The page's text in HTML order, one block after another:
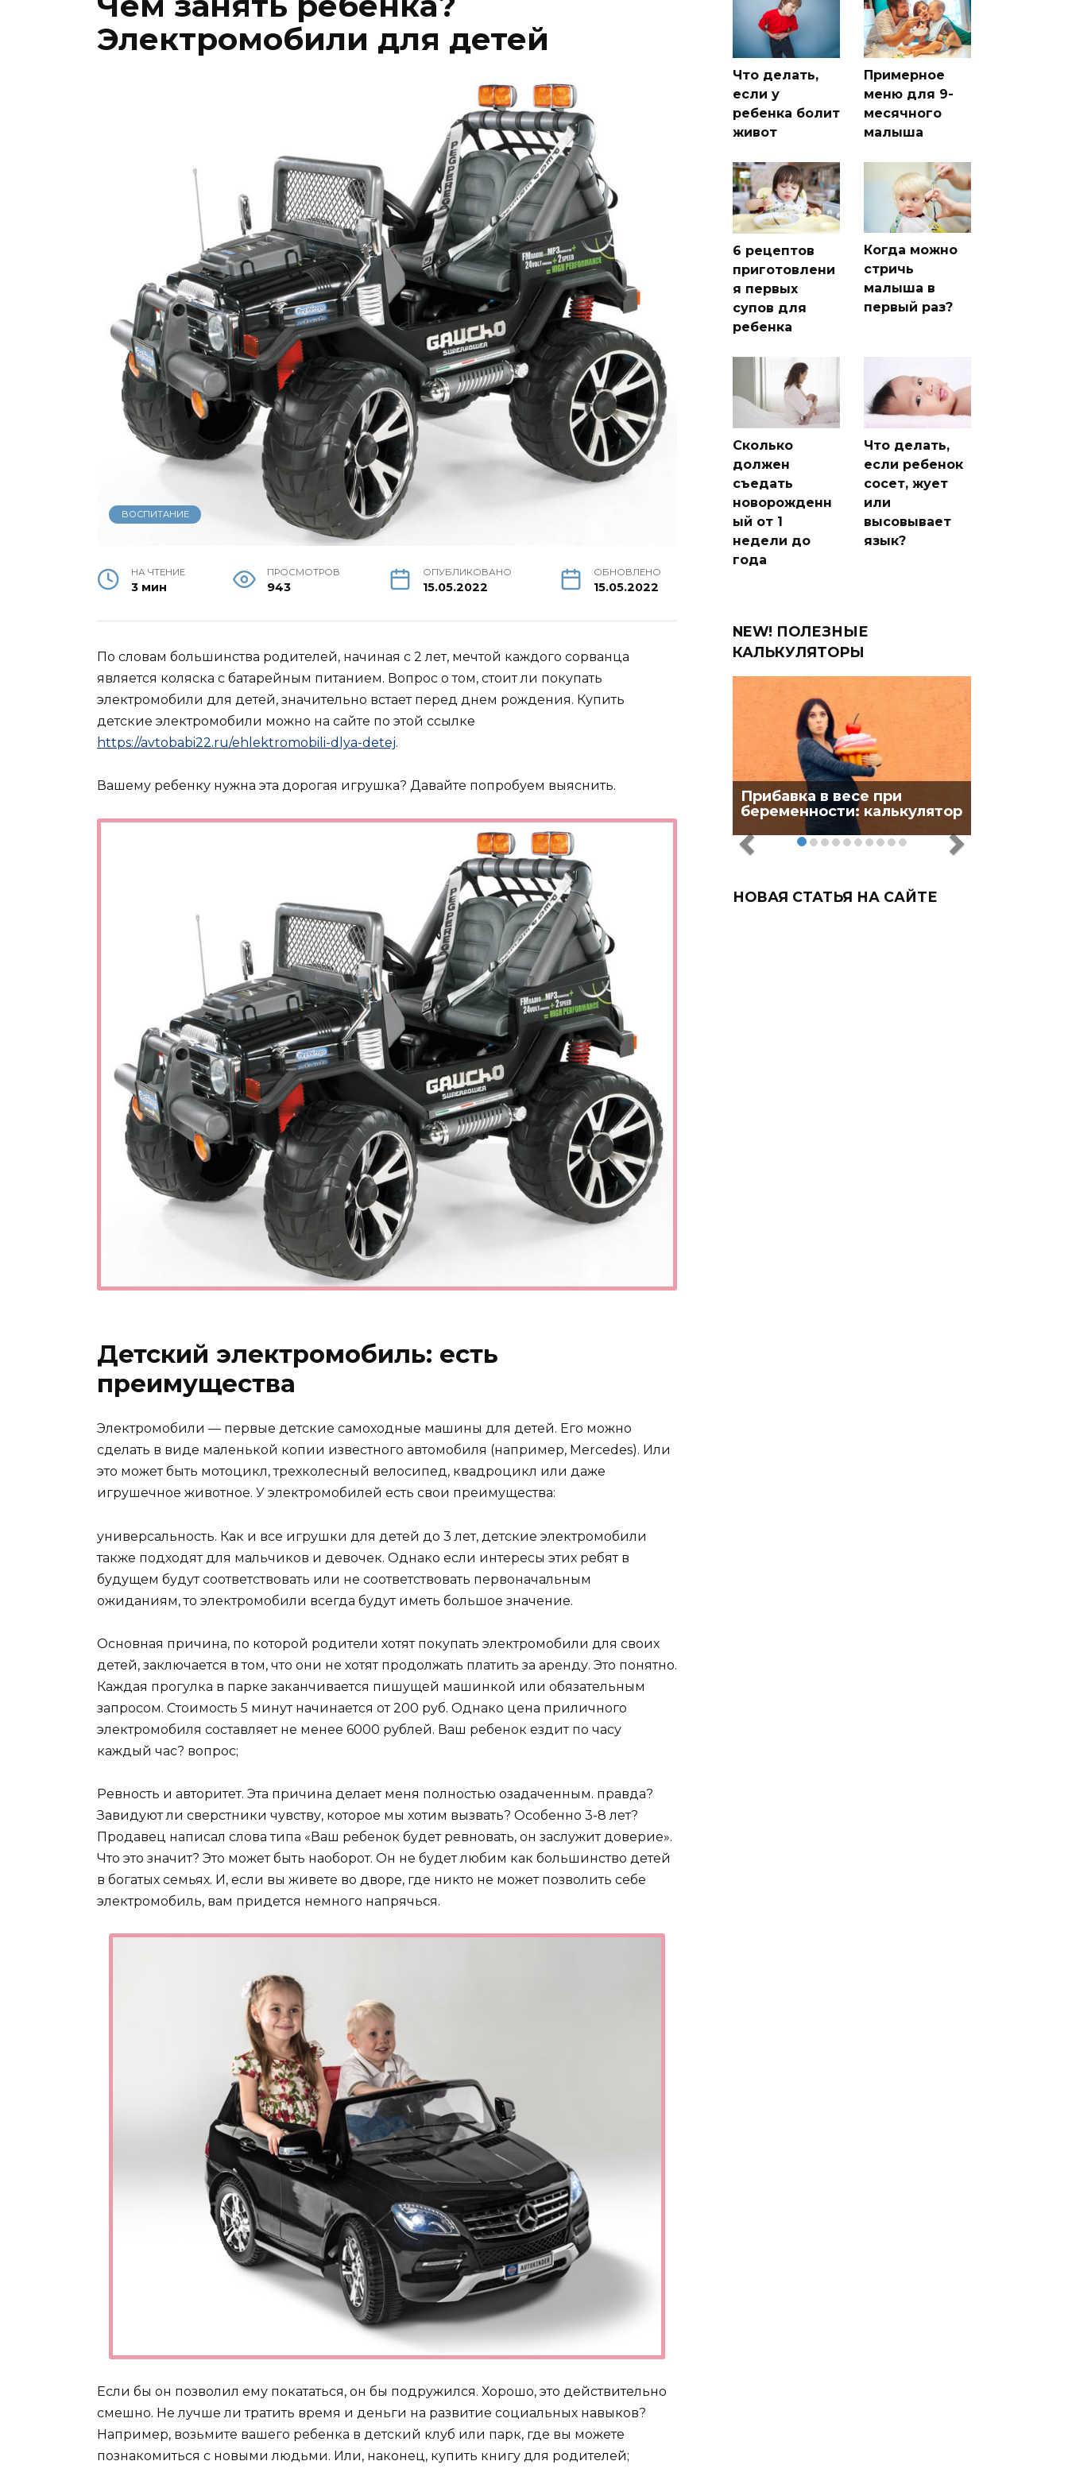
Электромобили для детей
ВОСПИТАНИЕ
НА ЧТЕНИЕ
3 мин
ПРОСМОТРОВ
943
ОПУБЛИКОВАНО
15.05.2022
ОБНОВЛЕНО
15.05.2022
По словам большинства родителей, начиная с 2 лет, мечтой каждого сорванца
является коляска с батарейным питанием. Вопрос о том, стоит ли покупать
электромобили для детей, значительно встает перед днем рождения. Купить
детские электромобили можно на сайте по этой ссылке
https://avtobabi22.ru/ehlektromobili-dlya-detej.
Вашему ребенку нужна эта дорогая игрушка? Давайте попробуем выяснить.
Детский электромобиль: есть
преимущества
Электромобили — первые детские самоходные машины для детей. Его можно
сделать в виде маленькой копии известного автомобиля (например, Mercedes). Или
это может быть мотоцикл, трехколесный велосипед, квадроцикл или даже
игрушечное животное. У электромобилей есть свои преимущества:
универсальность. Как и все игрушки для детей до 3 лет, детские электромобили
также подходят для мальчиков и девочек. Однако если интересы этих ребят в
будущем будут соответствовать или не соответствовать первоначальным
ожиданиям, то электромобили всегда будут иметь большое значение.
Основная причина, по которой родители хотят покупать электромобили для своих
детей, заключается в том, что они не хотят продолжать платить за аренду. Это понятно.
Каждая прогулка в парке заканчивается пишущей машинкой или обязательным
запросом. Стоимость 5 минут начинается от 200 руб. Однако цена приличного
электромобиля составляет не менее 6000 рублей. Ваш ребенок ездит по часу
каждый час? вопрос;
Ревность и авторитет. Эта причина делает меня полностью озадаченным. правда?
Завидуют ли сверстники чувству, которое мы хотим вызвать? Особенно 3-8 лет?
Продавец написал слова типа «Ваш ребенок будет ревновать, он заслужит доверие».
Что это значит? Это может быть наоборот. Он не будет любим как большинство детей
в богатых семьях. И, если вы живете во дворе, где никто не может позволить себе
электромобиль, вам придется немного напрячься.
Если бы он позволил ему покататься, он бы подружился. Хорошо, это действительно
смешно. Не лучше ли тратить время и деньги на развитие социальных навыков?
Например, возьмите вашего ребенка в детский клуб или парк, где вы можете
познакомиться с новыми людьми. Или, наконец, купить книгу для родителей;
Что делать,
если у
ребенка болит
живот
Примерное
меню для 9-
месячного
малыша
6 рецептов
приготовлени
я первых
супов для
ребенка
Когда можно
стричь
малыша в
первый раз?
Сколько
должен
съедать
новорожденн
ый от 1
недели до
года
Что делать,
если ребенок
сосет, жует
или
высовывает
язык?
NEW! ПОЛЕЗНЫЕ
КАЛЬКУЛЯТОРЫ
Прибавка в весе при
беременности: калькулятор
НОВАЯ СТАТЬЯ НА САЙТЕ